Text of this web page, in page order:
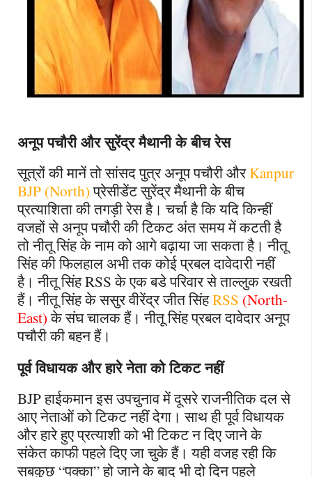
अनूप पचौरी और सुरेंद्र मैथानी के बीच रेस
सूत्रों की मानें तो सांसद पुत्र अनूप पचौरी औरKanpur
BJP (North) प्रेसीडेंटसुरेंद्र मैथानी के बीच
प्रत्याशिता की तगड़ी रेस है। चर्चा है कि यदि किन्हीं
वजहों से अनूप पचौरी की टिकट अंत समय में कटती है
तो नीतू सिंह के नाम को आगे बढ़ाया जा सकता है। नीतू
सिंह की फिलहाल अभी तक कोई प्रबल दावेदारी नहीं
है। नीतू सिंहRSSके एक बडे परिवार से ताल्लुक रखती
हैं। नीतू सिंह के ससुर वीरेंद्र जीत सिंहRSS (North-
East) के संघ चालक हैं। नीतू सिंह प्रबल दावेदार अनूप
पचौरी की बहन हैं।
पूर्व विधायक और हारे नेता को टिकट नहीं
BJPहाईकमान इस उपचुनाव में दूसरे राजनीतिक दल से
आए नेताओं को टिकट नहीं देगा। साथ ही पूर्व विधायक
और हारे हुए प्रत्याशी को भी टिकट न दिए जाने के
संकेत काफी पहले दिए जा चुके हैं। यही वजह रही कि
सबकुछ “पक्का”हो जाने के बाद भी दो दिन पहले